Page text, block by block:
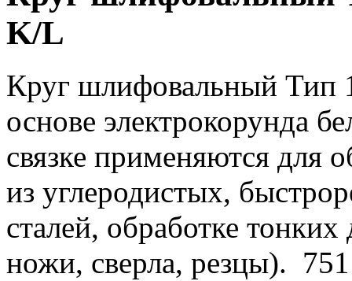
K/L
Круг шлифовальный Тип
основе электрокорунда
связке применяются для
из углеродистых,
сталей, обработке
ножи, сверла, резцы). 751